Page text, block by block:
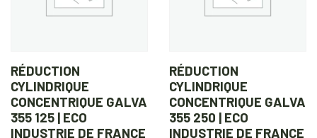
RÉDUCTION
CYLINDRIQUE
CONCENTRIQUE GALVA
355 125 | ECO
INDUSTRIE DE FRANCE
RÉDUCTION
CYLINDRIQUE
CONCENTRIQUE GALVA
355 250 | ECO
INDUSTRIE DE FRANCE